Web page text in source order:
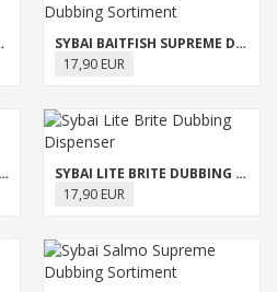
SYBAI BAITFISH SUPREME DUBBING SORTIMENT
17,90 EUR
SYBAI FINE SPECTRA FLASH DUBBING SORTIMENT
SYBAI LITE BRITE DUBBING DISPENSER
17,90 EUR